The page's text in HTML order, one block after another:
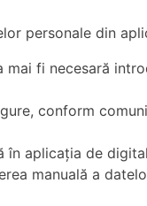
personale din
fi necesară
conform
în aplicația de
manuală a